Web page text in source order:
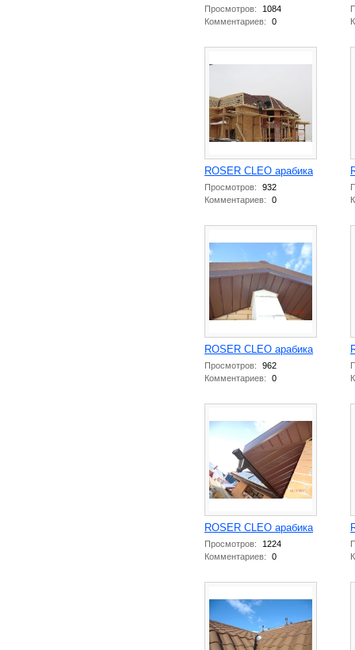
Просмотров:
1084
Комментариев:
0
ROSER CLEO арабика
Просмотров:
932
Комментариев:
0
ROSER CLEO арабика
Просмотров:
962
Комментариев:
0
ROSER CLEO арабика
Просмотров:
1224
Комментариев:
0